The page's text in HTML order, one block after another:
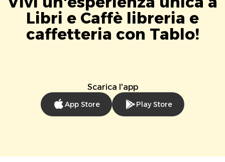
Libri e Caffè libreria e
caffetteria con Tablo!
Scarica l'app
App Store Play Store